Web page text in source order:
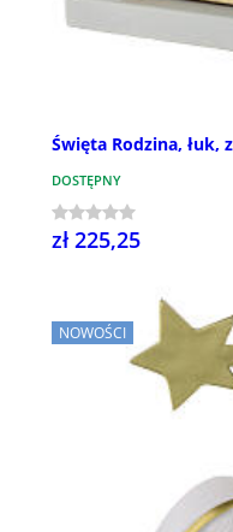
Święta Rodzina, łuk,
DOSTĘPNY
zł 225,25
NOWOŚCI